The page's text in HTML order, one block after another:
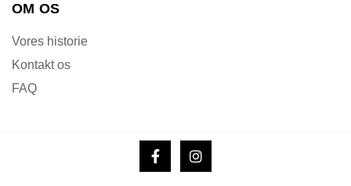
OM OS
Vores historie
Kontakt os
FAQ